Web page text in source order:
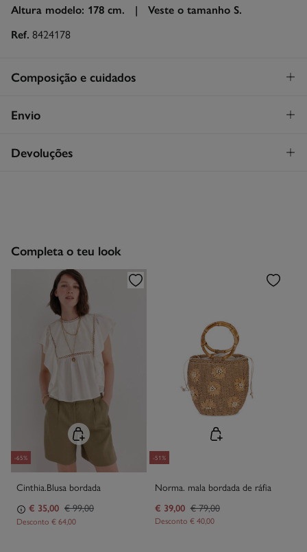
Altura modelo: 178 cm. | Veste o tamanho S.
Ref. 8424178
Composição e cuidados
Composição
Cuidados
Limpeza a seco com percloroetileno.
Envio
STANDARD
Devoluções
Completa o teu look
-65%
Cinthia.Blusa bordada
€ 35,00 € 99,00
Desconto € 64,00
-51%
Norma. mala bordada de ráfia
€ 39,00 € 79,00
Desconto € 40,00